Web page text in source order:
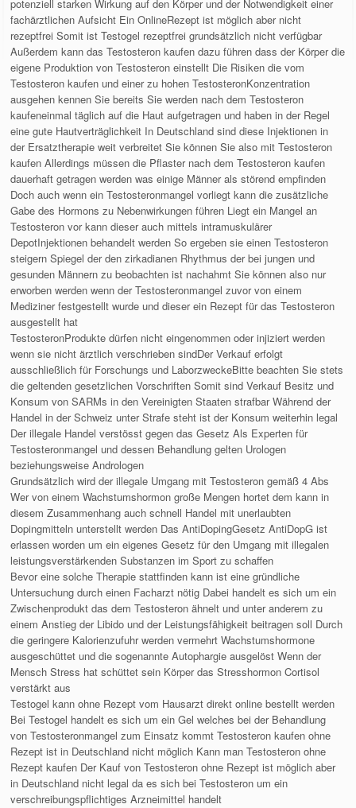
potenziell starken Wirkung auf den Körper und der Notwendigkeit einer
fachärztlichen Aufsicht Ein OnlineRezept ist möglich aber nicht
rezeptfrei Somit ist Testogel rezeptfrei grundsätzlich nicht verfügbar
Außerdem kann das Testosteron kaufen dazu führen dass der Körper die
eigene Produktion von Testosteron einstellt Die Risiken die vom
Testosteron kaufen und einer zu hohen TestosteronKonzentration
ausgehen kennen Sie bereits Sie werden nach dem Testosteron
kaufeneinmal täglich auf die Haut aufgetragen und haben in der Regel
eine gute Hautverträglichkeit In Deutschland sind diese Injektionen in
der Ersatztherapie weit verbreitet Sie können Sie also mit Testosteron
kaufen Allerdings müssen die Pflaster nach dem Testosteron kaufen
dauerhaft getragen werden was einige Männer als störend empfinden
Doch auch wenn ein Testosteronmangel vorliegt kann die zusätzliche
Gabe des Hormons zu Nebenwirkungen führen Liegt ein Mangel an
Testosteron vor kann dieser auch mittels intramuskulärer
DepotInjektionen behandelt werden So ergeben sie einen Testosteron
steigern Spiegel der den zirkadianen Rhythmus der bei jungen und
gesunden Männern zu beobachten ist nachahmt Sie können also nur
erworben werden wenn der Testosteronmangel zuvor von einem
Mediziner festgestellt wurde und dieser ein Rezept für das Testosteron
ausgestellt hat
TestosteronProdukte dürfen nicht eingenommen oder injiziert werden
wenn sie nicht ärztlich verschrieben sindDer Verkauf erfolgt
ausschließlich für Forschungs und LaborzweckeBitte beachten Sie stets
die geltenden gesetzlichen Vorschriften Somit sind Verkauf Besitz und
Konsum von SARMs in den Vereinigten Staaten strafbar Während der
Handel in der Schweiz unter Strafe steht ist der Konsum weiterhin legal
Der illegale Handel verstösst gegen das Gesetz Als Experten für
Testosteronmangel und dessen Behandlung gelten Urologen
beziehungsweise Andrologen
Grundsätzlich wird der illegale Umgang mit Testosteron gemäß 4 Abs
Wer von einem Wachstumshormon große Mengen hortet dem kann in
diesem Zusammenhang auch schnell Handel mit unerlaubten
Dopingmitteln unterstellt werden Das AntiDopingGesetz AntiDopG ist
erlassen worden um ein eigenes Gesetz für den Umgang mit illegalen
leistungsverstärkenden Substanzen im Sport zu schaffen
Bevor eine solche Therapie stattfinden kann ist eine gründliche
Untersuchung durch einen Facharzt nötig Dabei handelt es sich um ein
Zwischenprodukt das dem Testosteron ähnelt und unter anderem zu
einem Anstieg der Libido und der Leistungsfähigkeit beitragen soll Durch
die geringere Kalorienzufuhr werden vermehrt Wachstumshormone
ausgeschüttet und die sogenannte Autophargie ausgelöst Wenn der
Mensch Stress hat schüttet sein Körper das Stresshormon Cortisol
verstärkt aus
Testogel kann ohne Rezept vom Hausarzt direkt online bestellt werden
Bei Testogel handelt es sich um ein Gel welches bei der Behandlung
von Testosteronmangel zum Einsatz kommt Testosteron kaufen ohne
Rezept ist in Deutschland nicht möglich Kann man Testosteron ohne
Rezept kaufen Der Kauf von Testosteron ohne Rezept ist möglich aber
in Deutschland nicht legal da es sich bei Testosteron um ein
verschreibungspflichtiges Arzneimittel handelt